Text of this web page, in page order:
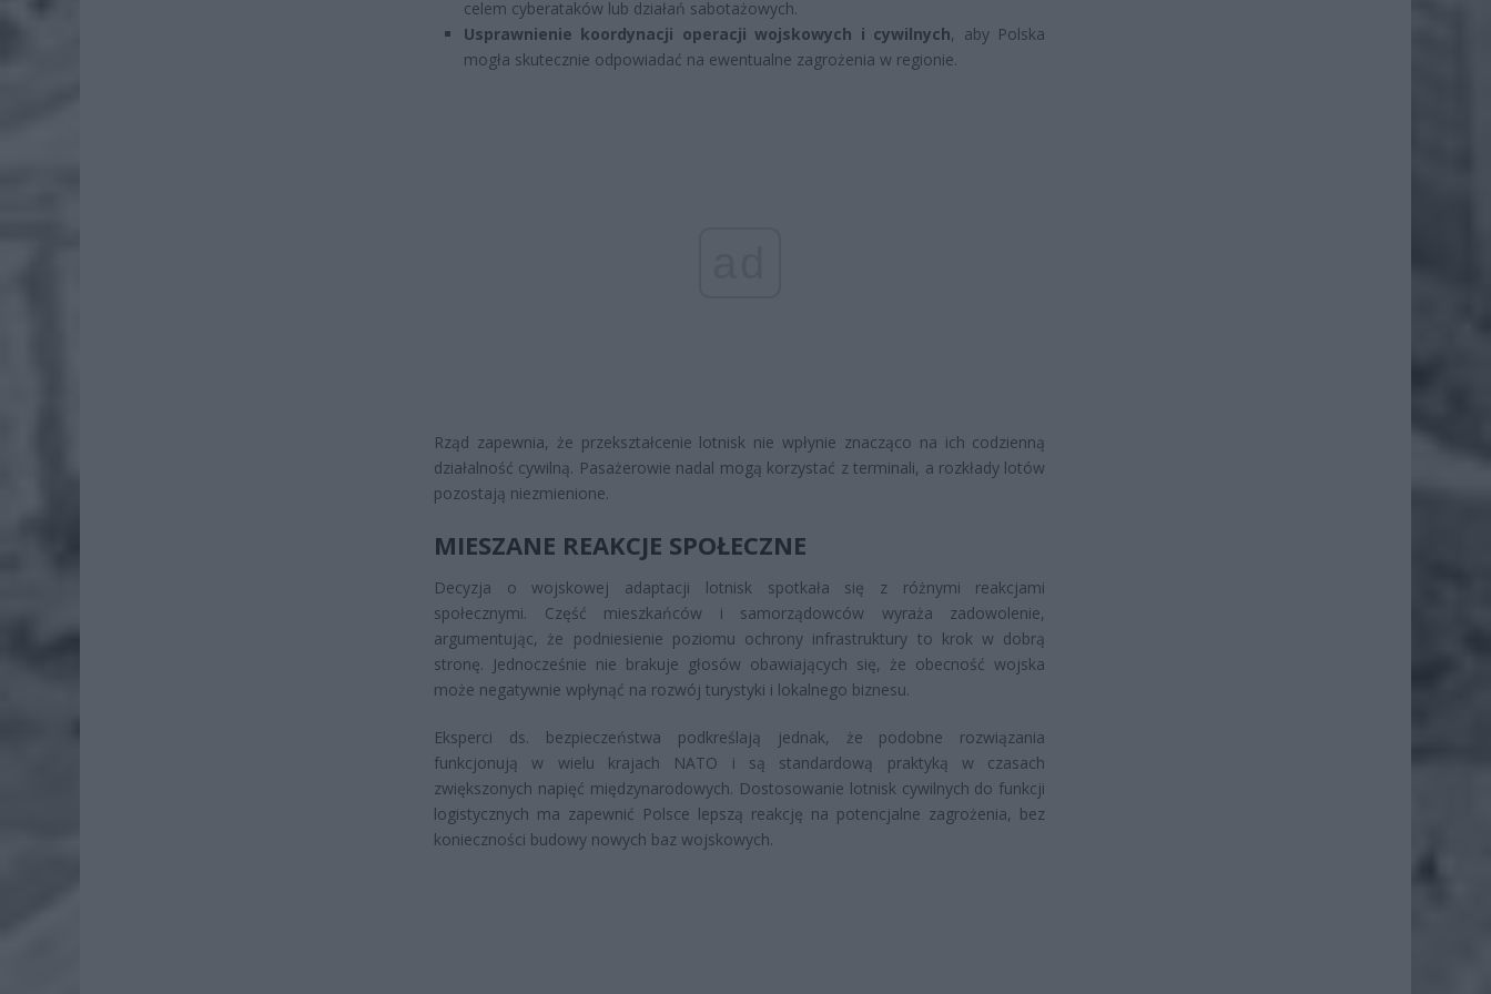
celem cyberataków lub działań sabotażowych.
Usprawnienie koordynacji operacji wojskowych i cywilnych, aby Polska
mogła skutecznie odpowiadać na ewentualne zagrożenia w regionie.
Rząd zapewnia, że przekształcenie lotnisk nie wpłynie znacząco na ich codzienną
działalność cywilną. Pasażerowie nadal mogą korzystać z terminali, a rozkłady lotów
pozostają niezmienione.
MIESZANE REAKCJE SPOŁECZNE
Decyzja o wojskowej adaptacji lotnisk spotkała się z różnymi reakcjami
społecznymi. Część mieszkańców i samorządowców wyraża zadowolenie,
argumentując, że podniesienie poziomu ochrony infrastruktury to krok w dobrą
stronę. Jednocześnie nie brakuje głosów obawiających się, że obecność wojska
może negatywnie wpłynąć na rozwój turystyki i lokalnego biznesu.
Eksperci ds. bezpieczeństwa podkreślają jednak, że podobne rozwiązania
funkcjonują w wielu krajach NATO i są standardową praktyką w czasach
zwiększonych napięć międzynarodowych. Dostosowanie lotnisk cywilnych do funkcji
logistycznych ma zapewnić Polsce lepszą reakcję na potencjalne zagrożenia, bez
konieczności budowy nowych baz wojskowych.